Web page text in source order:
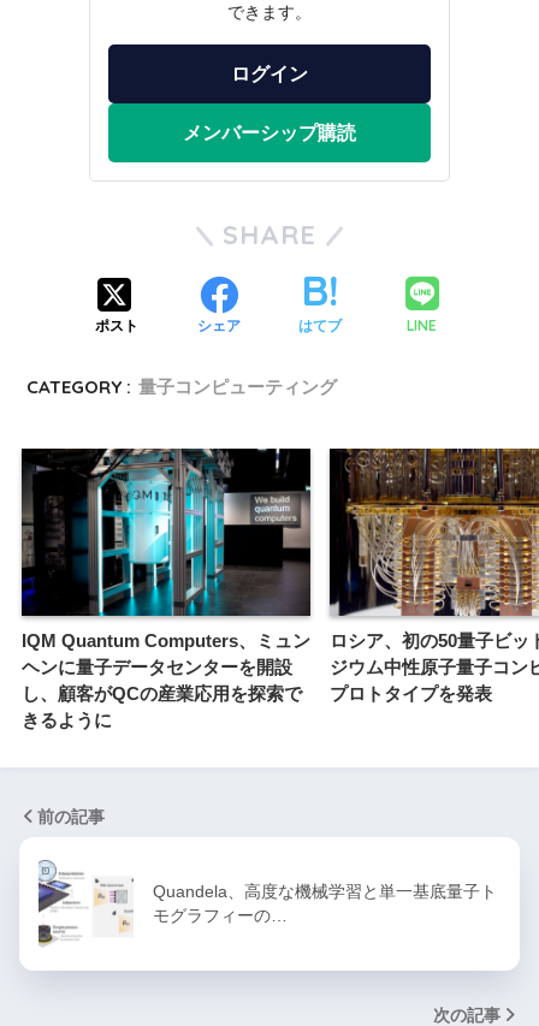
できます。
ログイン
メンバーシップ購読
SHARE
ポスト シェア はてブ LINE
CATEGORY : 量子コンピューティング
IQM Quantum Computers、ミュン
ヘンに量子データセンターを開設
し、顧客がQCの産業応用を探索で
きるように
ロシア、初の50量子ビッ
ジウム中性原子量子コン
プロトタイプを発表
前の記事
Quandela、高度な機械学習と単一基底量子ト
モグラフィーの…
次の記事